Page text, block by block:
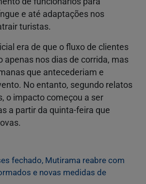
e até adaptações nos
turistas.
era de que o fluxo de clientes
apenas nos dias de corrida, mas
que antecederiam e
No entanto, segundo relatos
o impacto começou a ser
a partir da quinta-feira que
fechado, Mutirama reabre com
e novas medidas de